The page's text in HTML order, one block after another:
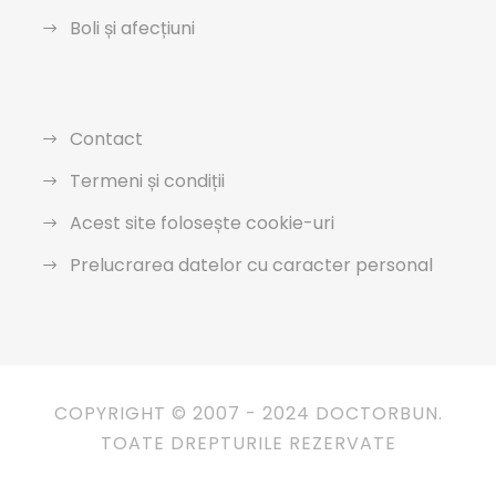
Boli și afecțiuni
Contact
Termeni și condiții
Acest site folosește cookie-uri
Prelucrarea datelor cu caracter personal
COPYRIGHT © 2007 - 2024 DOCTORBUN.
TOATE DREPTURILE REZERVATE